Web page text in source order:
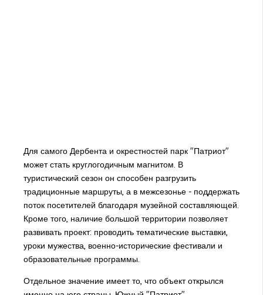
Для самого Дербента и окрестностей парк "Патриот"
может стать круглогодичным магнитом. В
туристический сезон он способен разгрузить
традиционные маршруты, а в межсезонье - поддержать
поток посетителей благодаря музейной составляющей.
Кроме того, наличие большой территории позволяет
развивать проект: проводить тематические выставки,
уроки мужества, военно-исторические фестивали и
образовательные программы.
Отдельное значение имеет то, что объект открылся